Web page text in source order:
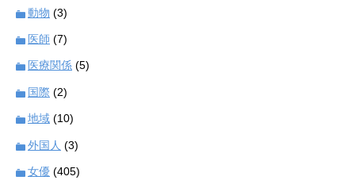
動物 (3)
医師 (7)
医療関係 (5)
国際 (2)
地域 (10)
外国人 (3)
女優 (405)